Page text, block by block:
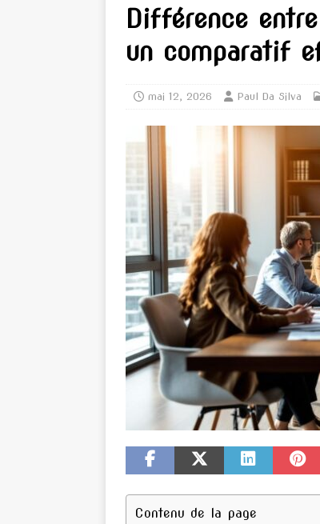
Différence
un comparatif
mai 12, 2026 Paul Da Silva
Contenu de la page